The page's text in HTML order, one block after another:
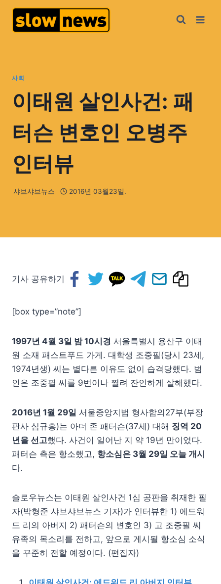
사회
이태원 살인사건: 패
터슨 변호인 오병주
인터뷰
샤브샤브뉴스 2016년 03월23일.
기사 공유하기
[box type=”note”]
1997년 4월 3일 밤 10시경 서울특별시 용산구 이태
원 소재 패스트푸드 가게. 대학생 조중필(당시 23세,
1974년생) 씨는 별다른 이유도 없이 습격당했다. 범
인은 조중필 씨를 9번이나 찔려 잔인하게 살해했다.
2016년 1월 29일 서울중앙지법 형사합의27부(부장
판사 심규홍)는 아더 존 패터슨(37세) 대해 징역 20
년을 선고했다. 사건이 일어난 지 약 19년 만이었다.
패터슨 측은 항소했고, 항소심은 3월 29일 오늘 개시
다.
슬로우뉴스는 이태원 살인사건 1심 공판을 취재한 필
자(박형준 샤브샤브뉴스 기자)가 인터뷰한 1) 에드워
드 리의 아버지 2) 패터슨의 변호인 3) 고 조중필 씨
유족의 목소리를 전하고, 앞으로 게시될 항소심 소식
을 꾸준히 전할 예정이다. (편집자)